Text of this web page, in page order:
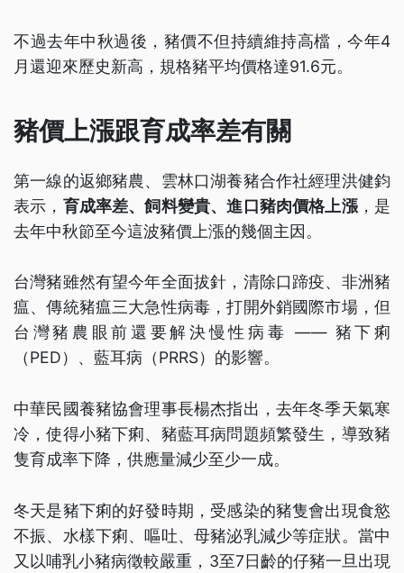
不過去年中秋過後，豬價不但持續維持高檔，今年4
月還迎來歷史新高，規格豬平均價格達91.6元。
豬價上漲跟育成率差有關
第一線的返鄉豬農、雲林口湖養豬合作社經理洪健鈞
表示， 育成率差、飼料變貴、進口豬肉價格上漲，是
去年中秋節至今這波豬價上漲的幾個主因。
台灣豬雖然有望今年全面拔針，清除口蹄疫、非洲豬
瘟、傳統豬瘟三大急性病毒，打開外銷國際市場，但
台灣豬農眼前還要解決慢性病毒 —— 豬下痢
（PED）、藍耳病（PRRS）的影響。
中華民國養豬協會理事長楊杰指出，去年冬季天氣寒
冷，使得小豬下痢、豬藍耳病問題頻繁發生，導致豬
隻育成率下降，供應量減少至少一成。
冬天是豬下痢的好發時期，受感染的豬隻會出現食慾
不振、水樣下痢、嘔吐、母豬泌乳減少等症狀。當中
又以哺乳小豬病徵較嚴重，3至7日齡的仔豬一旦出現